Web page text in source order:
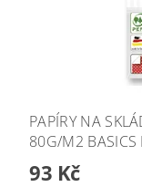
PAPÍRY NA
80G/M2 BASICS
93 Kč